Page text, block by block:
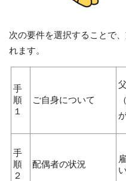
次の要件を選択することで
れます。
手
順
１
ご自身について
手
順
２
配偶者の状況